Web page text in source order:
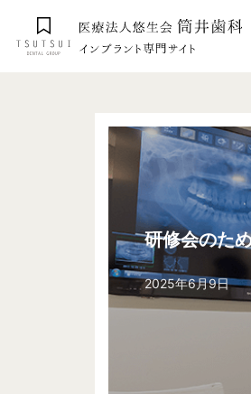
研修会のた
2025年6月9日